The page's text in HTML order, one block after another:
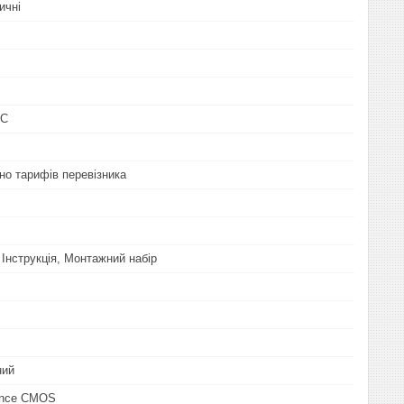
тарифів перевізника
Монтажний набір
CMOS